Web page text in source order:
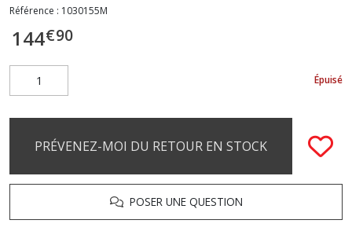
Référence : 1030155M
144€90
Épuisé
PRÉVENEZ-MOI DU RETOUR EN STOCK
POSER UNE QUESTION